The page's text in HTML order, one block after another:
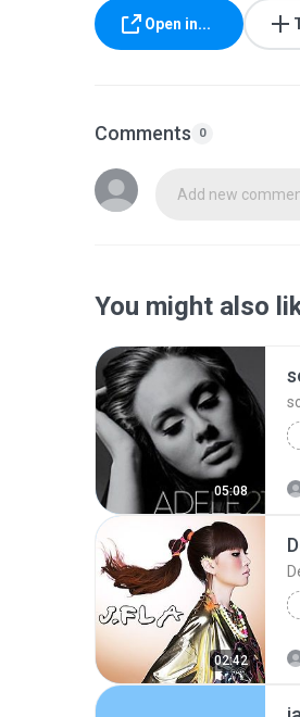
Open in...
Comments 0
Add new
You might also
05:08
02:42